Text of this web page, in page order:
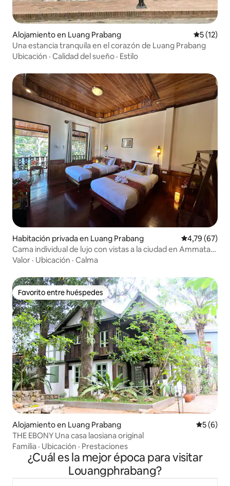
Alojamiento en Luang Prabang
5 (12)
Una estancia tranquila en el corazón de Luang Prabang
Ubicación · Calidad del sueño · Estilo
Habitación privada en Luang Prabang Calificación
4,79 (67)
Cama individual de lujo con vistas a la ciudad en Ammata
Boutique Villa
Valor · Ubicación · Calma
Favorito entre huéspedes
Favorito entre huéspedes
Alojamiento en Luang Prabang
5 (6)
THE EBONY Una casa laosiana original
Familia · Ubicación · Prestaciones
¿Cuál es la mejor época para visitar
Louangphrabang?